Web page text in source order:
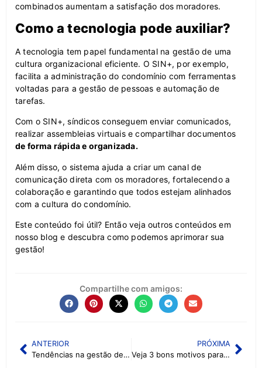
combinados aumentam a satisfação dos moradores.
Como a tecnologia pode auxiliar?
A tecnologia tem papel fundamental na gestão de uma
cultura organizacional eficiente. O SIN+, por exemplo,
facilita a administração do condomínio com ferramentas
voltadas para a gestão de pessoas e automação de
tarefas.
Com o SIN+, síndicos conseguem enviar comunicados,
realizar assembleias virtuais e compartilhar documentos
de forma rápida e organizada.
Além disso, o sistema ajuda a criar um canal de
comunicação direta com os moradores, fortalecendo a
colaboração e garantindo que todos estejam alinhados
com a cultura do condomínio.
Este conteúdo foi útil? Então veja outros conteúdos em
nosso blog e descubra como podemos aprimorar sua
gestão!
Compartilhe com amigos:
ANTERIOR
Tendências na gestão de condomínios: o que esperar para 2025?
PRÓXIMA
Veja 3 bons motivos para seu condomínio adotar uma plataforma de gestão